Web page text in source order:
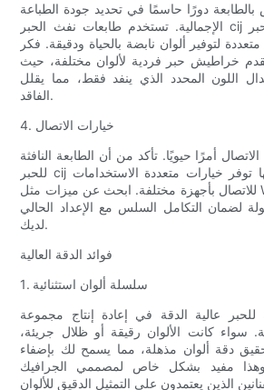
دورًا حاسمًا في تحديد جودة الطباعة
الإجمالية. تستخدم طابعات نفث الحبر cij عالية الجودة تركيبات حبر
لتوفير ألوان نابضة بالحياة ودقيقة. فكر
خراطيش حبر فردية لألوان مختلفة، حيث
اللون المحدد الذي ينفد فقط، مما يقلل
الفاقد.
4. خيارات الاتصال
أمرًا حيويًا. تأكد من أن الطابعة النافثة
للحبر cij عالية الدقة التي اخترتها توفر خيارات متعددة الاستخدامات
للاتصال بأجهزة مختلفة. ابحث عن ميزات مثل Wi-Fi وEthernet وUSB
لضمان التكامل السلس مع الإعداد الحالي
لديك.
فوائد الدقة العالية
1. سلسلة ألوان استثنائية
للحبر عالية الدقة في إعادة إنتاج مجموعة
سواء كانت الألوان رقيقة أو ظلال جريئة،
دقة ألوان مذهلة، مما يسمح لك بإضفاء
وهذا مفيد بشكل خاص لمصممي الجرافيك